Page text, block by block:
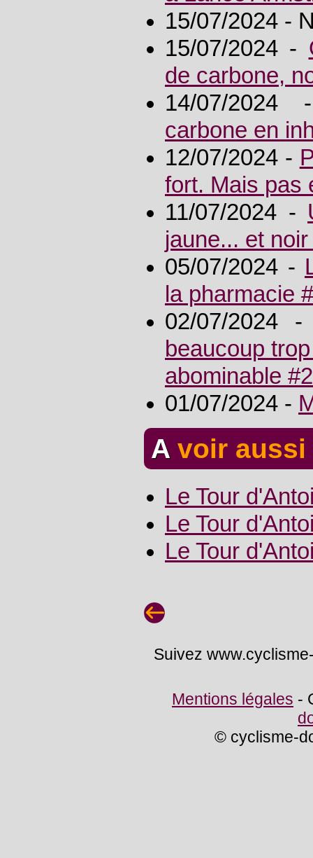
15/07/2024 -
15/07/2024 -
de carbone,
14/07/
carbone en
12/07/2024 -
fort. Mais pas
11/07/2024 -
jaune... et
05/07/2024 -
la pharmacie
02/07/2024
beaucoup
abominable #2
01/07/2024 -
A voir aussi
Le Tour
Le Tour
Le Tour
Suivez
Mentions légales -
© cyclisme-